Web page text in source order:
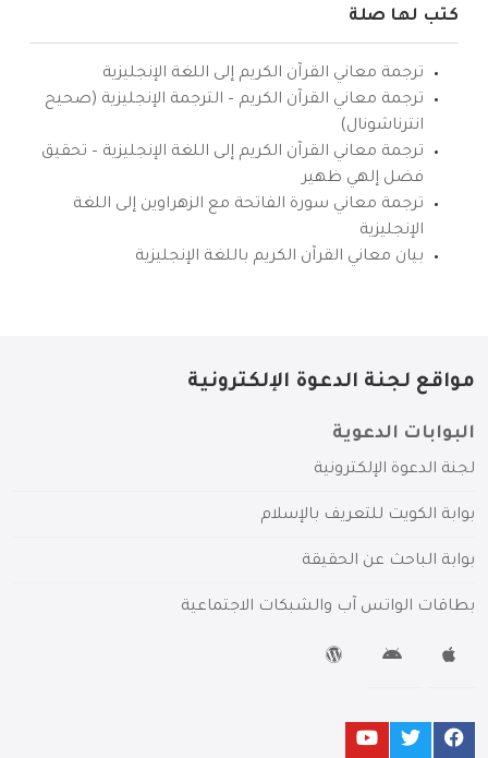
كتب لها صلة
ترجمة معاني القرآن الكريم إلى اللغة الإنجليزية
ترجمة معاني القرآن الكريم – الترجمة الإنجليزية (صحيح
انترناشونال)
ترجمة معاني القرآن الكريم إلى اللغة الإنجليزية – تحقيق
فضل إلهي ظهير
ترجمة معاني سورة الفاتحة مع الزهراوين إلى اللغة
الإنجليزية
بيان معاني القرآن الكريم باللغة الإنجليزية
مواقع لجنة الدعوة الإلكترونية
البوابات الدعوية
لجنة الدعوة الإلكترونية
بوابة الكويت للتعريف بالإسلام
بوابة الباحث عن الحقيقة
بطاقات الواتس آب والشبكات الاجتماعية